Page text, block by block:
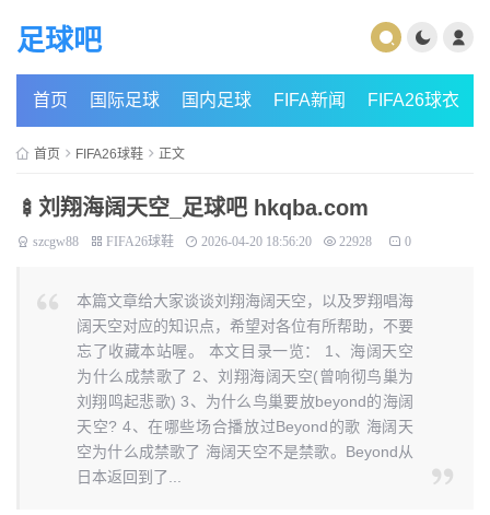
足球吧
首页 国际足球 国内足球 FIFA新闻 FIFA26球衣
首页 FIFA26球鞋 正文
🍢刘翔海阔天空_足球吧 hkqba.com
szcgw88 FIFA26球鞋 2026-04-20 18:56:20 22928 0
本篇文章给大家谈谈刘翔海阔天空，以及罗翔唱海
阔天空对应的知识点，希望对各位有所帮助，不要
忘了收藏本站喔。 本文目录一览： 1、海阔天空
为什么成禁歌了 2、刘翔海阔天空(曾响彻鸟巢为
刘翔鸣起悲歌) 3、为什么鸟巢要放beyond的海阔
天空? 4、在哪些场合播放过Beyond的歌 海阔天
空为什么成禁歌了 海阔天空不是禁歌。Beyond从
日本返回到了...